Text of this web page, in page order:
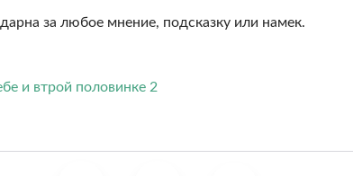
за любое мнение, подсказку или намек.